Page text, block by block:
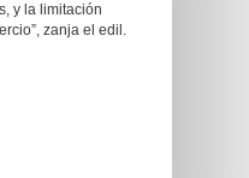
y la limitación
zanja el edil.